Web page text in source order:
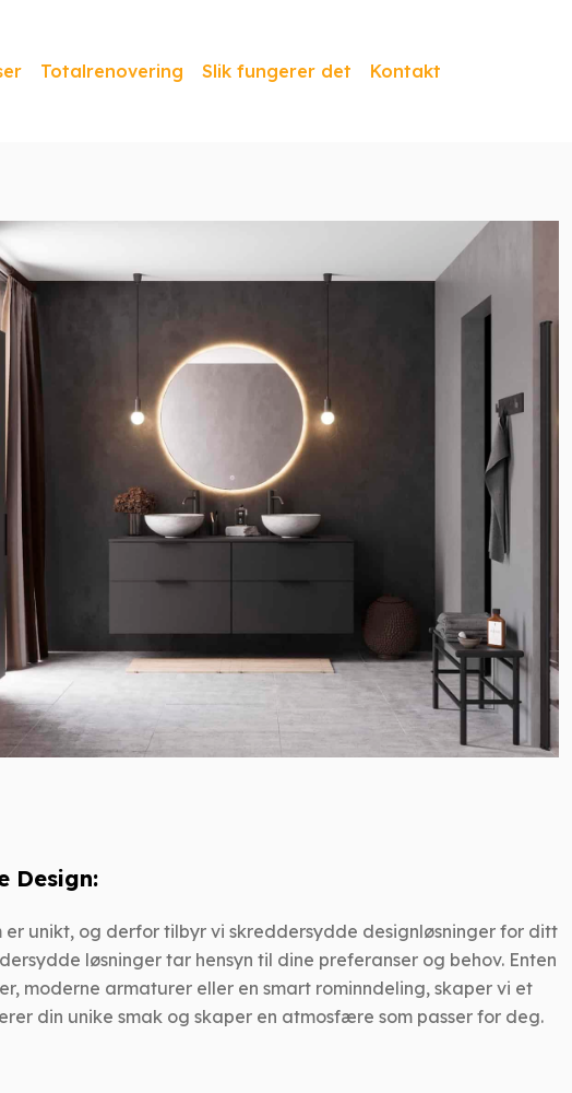
Totalrenovering Slik fungerer det Kontakt
Design:
er unikt, og derfor tilbyr vi skreddersydde designløsninger for ditt
løsninger tar hensyn til dine preferanser og behov. Enten
moderne armaturer eller en smart rominndeling, skaper vi et
din unike smak og skaper en atmosfære som passer for deg.